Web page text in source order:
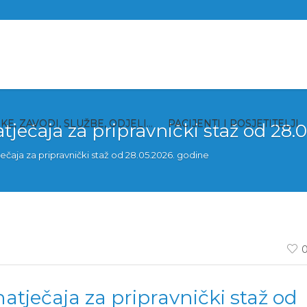
ZAVODI, SLUŽBE, ODJELI… PACIJENTI I POSJETITELJI
za pripravnički staž od
za pripravnički staž od 28.05.2026. godine
0
za pripravnički staž od